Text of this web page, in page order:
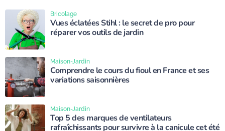
Vues éclatées Stihl : le secret de pro pour
réparer vos outils de jardin
Bricolage
Comprendre le cours du fioul en France et ses
variations saisonnières
Maison-Jardin
Top 5 des marques de ventilateurs
rafraîchissants pour survivre à la canicule cet été
Maison-Jardin